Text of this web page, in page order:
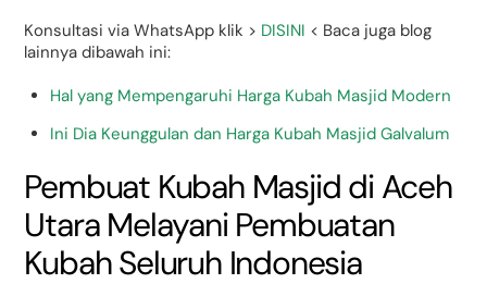
Konsultasi via WhatsApp klik > DISINI < Baca juga blog
lainnya dibawah ini:
Hal yang Mempengaruhi Harga Kubah Masjid Modern
Ini Dia Keunggulan dan Harga Kubah Masjid Galvalum
Pembuat Kubah Masjid di Aceh
Utara Melayani Pembuatan
Kubah Seluruh Indonesia